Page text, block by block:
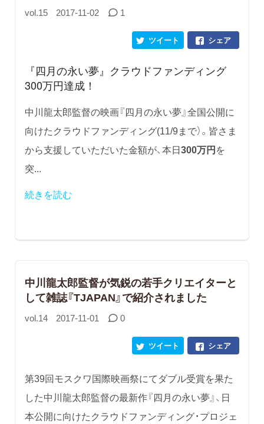
vol.15 2017-11-02 1
シェア
ツイート
『四月の永い夢』クラウドファンディング
300万円達成！
中川龍太郎監督の映画『四月の永い夢』全国公開に
向けたクラウドファンディング(11/9まで）。皆さま
から支援していただいた金額が、本日300万円を
突...
続きを読む
中川龍太郎監督が気鋭の若手クリエイターと
して雑誌『TJAPAN』で紹介されました
vol.14 2017-11-01 0
シェア
ツイート
第39回モスクワ国際映画祭にてダブル受賞を果た
した中川龍太郎監督の最新作『四月の永い夢』、日
本公開に向けたクラウドファンディング・プロジェ